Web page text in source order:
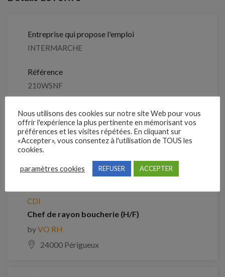
Entreprise qui propose l'emploi
INTERMARCHE
Référence
210WSNF
Clôture des candidatures : 5 septembre 2026
Je postule
Emplois similaires
CDI
Chef de rayon boucherie (H/F)
byVO RH
24000 Périgueux
Nous utilisons des cookies sur notre site Web pour vous
offrir l'expérience la plus pertinente en mémorisant vos
préférences et les visites répétées. En cliquant sur
«Accepter», vous consentez à l'utilisation de TOUS les
cookies.
paramètres cookies REFUSER ACCEPTER